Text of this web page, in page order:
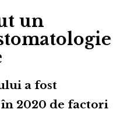
un
a fost
2020 de factori